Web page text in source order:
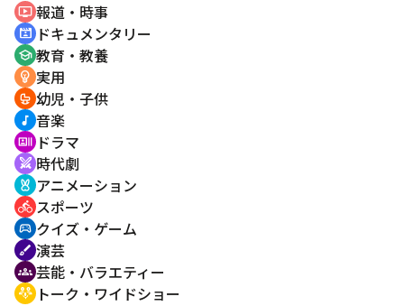
ondemand_video 報道・時事
cinematic_blur ドキュメンタリー
school 教育・教養
emoji_objects 実用
crib 幼児・子供
music_note 音楽
recent_actors ドラマ
swords 時代劇
cruelty_free アニメーション
directions_bike スポーツ
sports_esports クイズ・ゲーム
brush 演芸
groups 芸能・バラエティー
adaptive_audio_mic トーク・ワイドショー